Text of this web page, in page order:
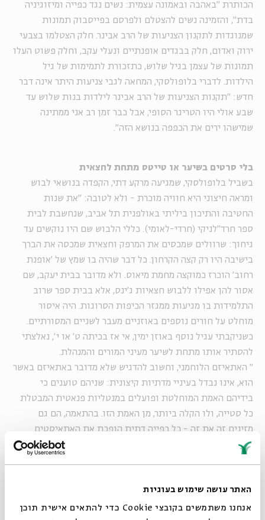
האתר עושה שימוש בעוגיות
אנחנו משתמשים בקובצי Cookie כדי להתאים אישית תוכן
הכותרת "באהבה ובאמונה עצמית: נשים נגד כפייה ומיזוגיניה
בדת", והזמינה נשים להצטלם ולפרסם בפייסבוק תמונות
שמנוגדות לתקנון הצניעות של הרב אבינר. חלק הצטלמו בצבעי
ירוק ואדום, חלק בבגדים אופנתיים ונעלי עקב, וחלק פשוט העלו
תמונות של עצמן בגיל שלוש, כתזכורת לתמימות של גיל
הילדות. לדברי בלופולסקי, המחאה לגבי צניעות היתר אינה דבר
חדש: "תקנות הצניעות של הרב אבינר לילדות בנות שלוש עד
שבע אולי היו הטריגר הסופי, אבל כבר זמן רב אני ממתינה
שמישהו ירים את הכפפה בנושא הזה".
בלי סרטים בשיער או טייטס מתחת לחצאית
בשביל בלופולסקי, שמגיעה מרקע דתי, הקפדה בנושאי לבוש
ומראה חיצוני היא חוויה מוכרת - ולא לטובה: "את שנות
החטיבה והתיכון ביליתי באולפנית תל אביב, שנחשבת לבית
ספר חרד"לניקי (חרדי-לאומי). כללי הלבוש שם היו נוקשים עד
גיחוך: שרוולים שמכסים את המרפק וחצאית שמכסה את הברך
בישיבה היו רק קצה הקרחון. כל דבר שהיה בו שמץ של 'אופנת
רחוב' הוכרז כמוקצה מחמת מיאוס. ולא מדובר בבית יעקב, שם
אסור להן אפילו ללבוש חצאיות ג'ינס, אלא בבית ספר שרוב
התלמידות בו מגיעות ממגזר הכיפות הסרוגות. היה איסור
מוחלט על חורים נוספים באוזניים מעבר לשניים המסורתיים.
כשניקבתי עגיל נוסף באוזן ימין, אי אז בכיתה ט' או י', נאלצתי
להסתיר אותו מתחת לשיער מעיני המורים והמנהלת.
" האתאיזם הלוחמני, וחשוב להדגיש שלא מדובר באתאיזם באשר
הוא, אינו נבדל בעיניי מדתיות קיצונית: שניהם טוענים כי
בידיהם האמת המוחלטת ופועלים במנטליות פנאטית המבטלת
כל סטייה, ולו הקלה ביותר, מן האמת הזו. בהתאמה, הם גם
מזינים זה את זה - כל כפייה דתית הופכת את האתאיסטים
ללוחמניים יותר, וכל מלחמה של האתאיסטים בדת גורמת
אתיופי, שהיתה לה רעמה לתפארת, קיבלה אישור מיוחד - ורק
היא. היתה תקופה שבה האופנה בקרב בנות בית הספר היתה